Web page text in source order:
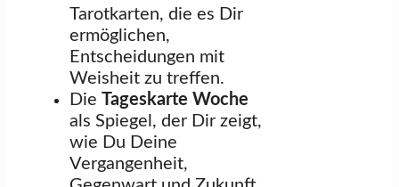
Tarotkarten, die es Dir
ermöglichen,
Entscheidungen mit
Weisheit zu treffen.
Die Tageskarte Woche
als Spiegel, der Dir zeigt,
wie Du Deine
Vergangenheit,